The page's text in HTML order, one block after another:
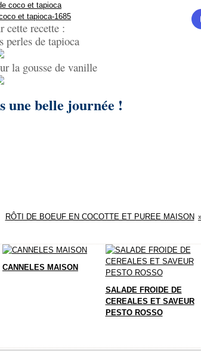
cette recette :
perles de tapioca
la gousse de vanille
une belle journée !
RÔTI DE BOEUF EN COCOTTE ET PUREE MAISON
CANNELES MAISON
SALADE FROIDE DE
CEREALES ET SAVEUR
PESTO ROSSO